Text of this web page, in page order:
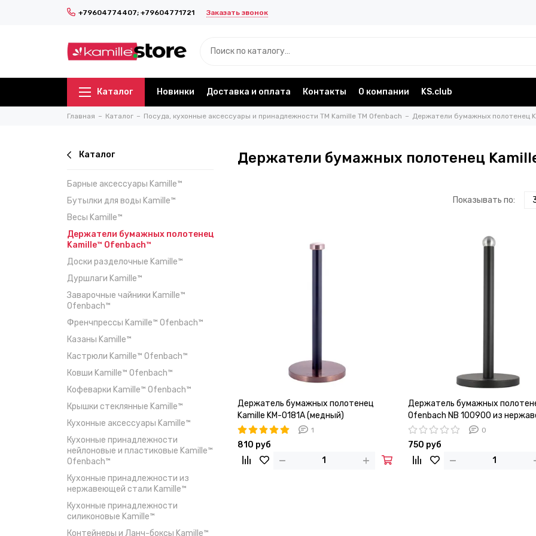
+79604774407; +79604771721 Заказать звонок
Каталог Новинки Доставка и оплата Контакты О компании KS.club
Главная Каталог Посуда, кухонные аксессуары и принадлежности TM Kamille TM Ofenbach Держатели бумажных полотенец
Каталог
Барные аксессуары Kamille™
Бутылки для воды Kamille™
Весы Kamille™
Держатели бумажных полотенец
Kamille™ Ofenbach™
Доски разделочные Kamille™
Дуршлаги Kamille™
Заварочные чайники Kamille™
Ofenbach™
Френчпрессы Kamille™ Ofenbach™
Казаны Kamille™
Кастрюли Kamille™ Ofenbach™
Ковши Kamille™ Ofenbach™
Кофеварки Kamille™ Ofenbach™
Крышки стеклянные Kamille™
Кухонные аксессуары Kamille™
Кухонные принадлежности
нейлоновые и пластиковые Kamille™
Ofenbach™
Кухонные принадлежности из
нержавеющей стали Kamille™
Кухонные принадлежности
силиконовые Kamille™
Контейнеры и Ланч-боксы Kamille™
Держатели бумажных полотенец
Показывать по:
Держатель бумажных полотенец
Kamille KM-0181A (медный)
1
810 руб
Держатель бумажных
Ofenbach NB 100900 из
стали
0
750 руб